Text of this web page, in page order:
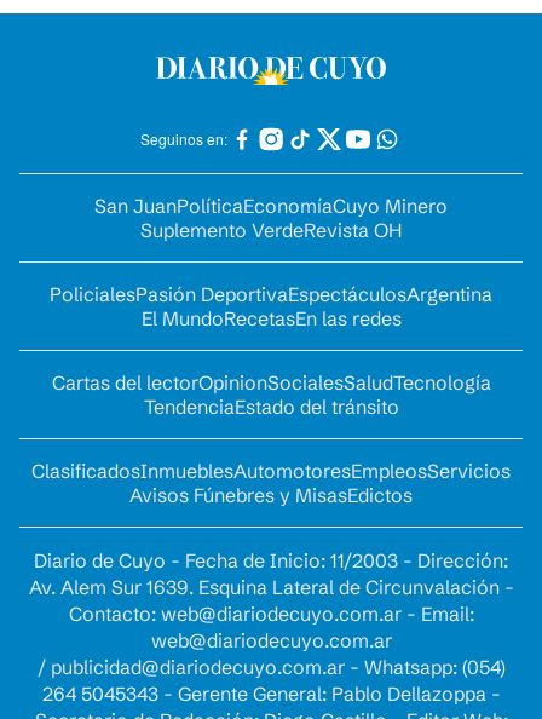
Seguinos en:
San JuanPolíticaEconomíaCuyo Minero
Suplemento VerdeRevista OH
PolicialesPasión DeportivaEspectáculosArgentina
El MundoRecetasEn las redes
Cartas del lectorOpinionSocialesSaludTecnología
TendenciaEstado del tránsito
ClasificadosInmueblesAutomotoresEmpleosServicios
Avisos Fúnebres y MisasEdictos
Diario de Cuyo - Fecha de Inicio: 11/2003 - Dirección:
Av. Alem Sur 1639. Esquina Lateral de Circunvalación -
Contacto: web@diariodecuyo.com.ar- Email:
web@diariodecuyo.com.ar
/ publicidad@diariodecuyo.com.ar- Whatsapp: (054)
264 5045343 - Gerente General: Pablo Dellazoppa -